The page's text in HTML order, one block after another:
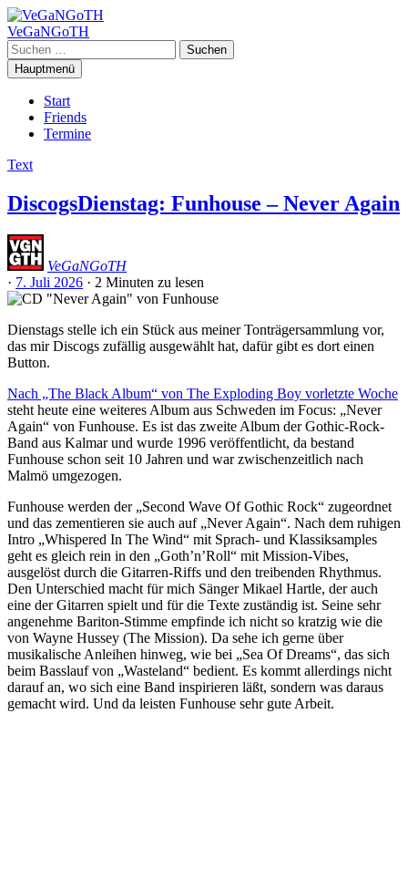
Zum
Inhalt
springen
VeGaNGoTH
Suchen
nach:
Hauptmenü
Start
Friends
Termine
Text
DiscogsDienstag: Funhouse – Never Again
VeGaNGoTH
· 7. Juli 2026 · 2 Minuten zu lesen
Dienstags stelle ich ein Stück aus meiner Tonträgersammlung vor,
das mir Discogs zufällig ausgewählt hat, dafür gibt es dort einen
Button.
Nach „The Black Album“ von The Exploding Boy vorletzte Woche
steht heute eine weiteres Album aus Schweden im Focus: „Never
Again“ von Funhouse. Es ist das zweite Album der Gothic-Rock-
Band aus Kalmar und wurde 1996 veröffentlicht, da bestand
Funhouse schon seit 10 Jahren und war zwischenzeitlich nach
Malmö umgezogen.
Funhouse werden der „Second Wave Of Gothic Rock“ zugeordnet
und das zementieren sie auch auf „Never Again“. Nach dem ruhigen
Intro „Whispered In The Wind“ mit Sprach- und Klassiksamples
geht es gleich rein in den „Goth’n’Roll“ mit Mission-Vibes,
ausgelöst durch die Gitarren-Riffs und den treibenden Rhythmus.
Den Unterschied macht für mich Sänger Mikael Hartle, der auch
eine der Gitarren spielt und für die Texte zuständig ist. Seine sehr
angenehme Bariton-Stimme empfinde ich nicht so kratzig wie die
von Wayne Hussey (The Mission). Da sehe ich gerne über
musikalische Anleihen hinweg, wie bei „Sea Of Dreams“, das sich
beim Basslauf von „Wasteland“ bedient. Es kommt allerdings nicht
darauf an, wo sich eine Band inspirieren läßt, sondern was daraus
gemacht wird. Und da leisten Funhouse sehr gute Arbeit.